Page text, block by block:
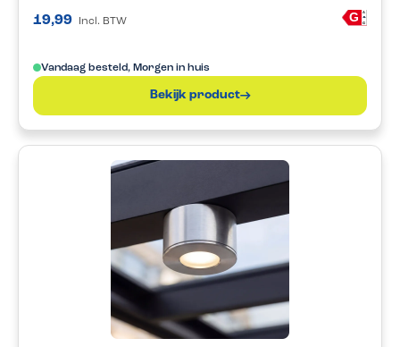
19,99 Incl. BTW G A
G
Vandaag besteld, Morgen in huis
Bekijk product